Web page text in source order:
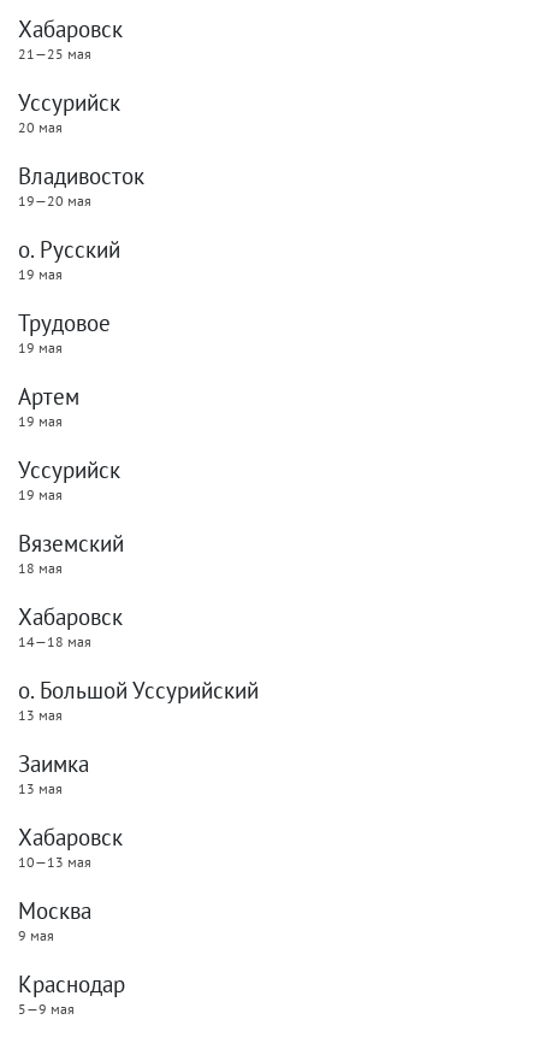
Хабаровск
21—25 мая
Уссурийск
20 мая
Владивосток
19—20 мая
о. Русский
19 мая
Трудовое
19 мая
Артем
19 мая
Уссурийск
19 мая
Вяземский
18 мая
Хабаровск
14—18 мая
о. Большой Уссурийский
13 мая
Заимка
13 мая
Хабаровск
10—13 мая
Москва
9 мая
Краснодар
5—9 мая